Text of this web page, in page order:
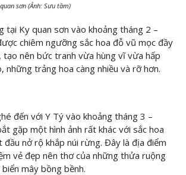
sơn (Ảnh: Sưu tầm)
tại Ky quan sơn vào khoảng tháng 2 –
chiêm ngưỡng sắc hoa đỗ vũ mọc đầy
tạo nên bức tranh vừa hùng vĩ vừa hấp
những trảng hoa càng nhiều và rỡ hơn.
đến với Y Tý vào khoảng tháng 3 –
gặp một hình ảnh rất khác với sắc hoa
đầu nở rộ khắp núi rừng. Đây là địa điểm
vẻ đẹp nên thơ của những thửa ruộng
mây bồng bềnh.